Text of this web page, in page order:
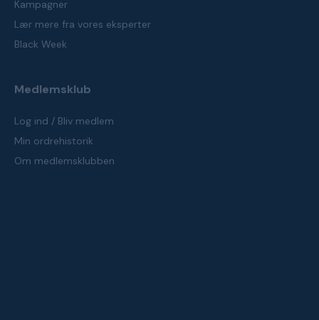
Kampagner
Lær mere fra vores eksperter
Black Week
Medlemsklub
Log ind / Bliv medlem
Min ordrehistorik
Om medlemsklubben